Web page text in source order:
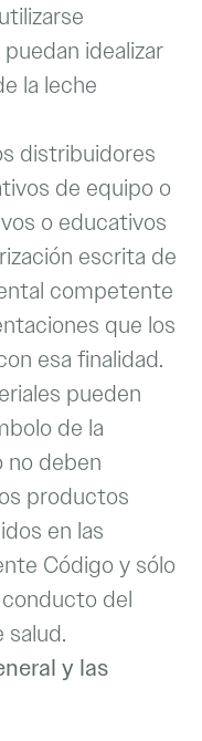
idealizar
la leche
distribuidores
de equipo o
o educativos
escrita de
competente
que los
esa finalidad.
pueden
de la
no deben
productos
en las
Código y sólo
del
salud.
y las